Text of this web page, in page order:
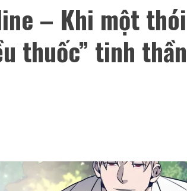
– Khi một thói
thuốc” tinh thần